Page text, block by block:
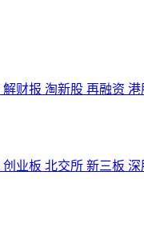
解财报 淘新股 再融资
创业板 北交所 新三板